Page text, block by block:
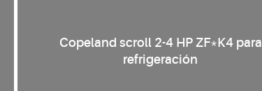
Copeland scroll 2-4 HP ZF*K4 para
refrigeración